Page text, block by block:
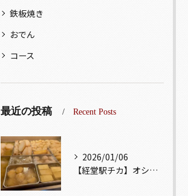
鉄板焼き
おでん
コース
最近の投稿 Recent Posts
2026/01/06
【経堂駅チカ】オシャレ居酒屋🏮出汁が美味しいおでんがオススメ...